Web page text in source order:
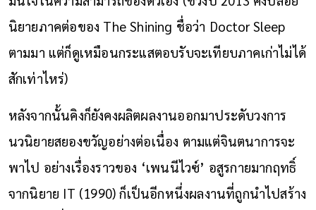
นิยายภาคต่อของ The Shining ชื่อว่า Doctor Sleep
ตามมา แต่ก็ดูเหมือนกระแสตอบรับจะเทียบภาคเก่าไม่ได้
สักเท่าไหร่)
หลังจากนั้นคิงก็ยังคงผลิตผลงานออกมาประดับวงการ
นวนิยายสยองขวัญอย่างต่อเนื่อง ตามแต่จินตนาการจะ
พาไป อย่างเรื่องราวของ ‘เพนนีไวซ์’ อสูรกายมากฤทธิ์
จากนิยาย IT (1990) ก็เป็นอีกหนึ่งผลงานที่ถูกนำไปสร้าง